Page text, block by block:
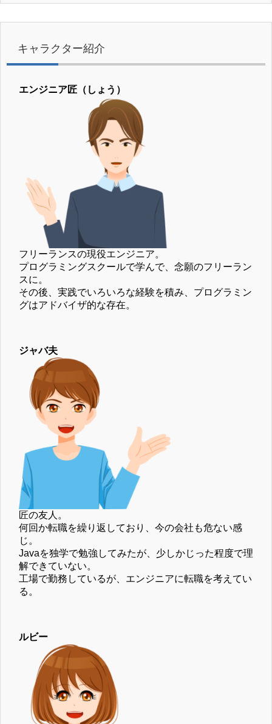
キャラクター紹介
エンジニア匠（しょう）
フリーランスの現役エンジニア。
プログラミングスクールで学んで、念願のフリーラン
スに。
その後、実践でいろいろな経験を積み、プログラミン
グはアドバイザ的な存在。
ジャバ夫
匠の友人。
何回か転職を繰り返しており、今の会社も危ない感
じ。
Javaを独学で勉強してみたが、少しかじった程度で理
解できていない。
工場で勤務しているが、エンジニアに転職を考えてい
る。
ルビー